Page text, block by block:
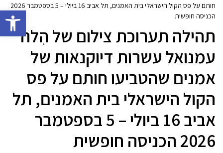
פתח
חותם על פס הקול הישראלי בית האמנים, תל אביב 16 ביולי – 5 בספטמבר 2026
הכניסה חופשית
תהילה תערוכת צילום של הִלה
עמנואל עשרות דיוקנאות של
אמנים שהטביעו חותם על פס
הקול הישראלי בית האמנים, תל
אביב 16 ביולי – 5 בספטמבר
2026 הכניסה חופשית